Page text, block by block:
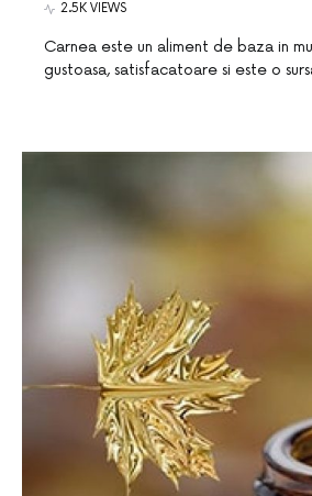
2.5K VIEWS
Carnea este un aliment de baza in
gustoasa, satisfacatoare si este o